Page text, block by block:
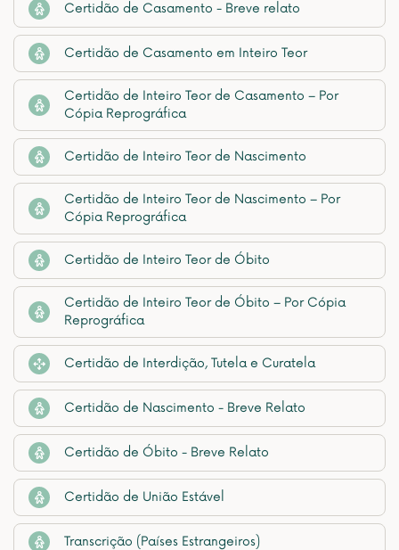
Certidão de Casamento - Breve relato
Certidão de Casamento em Inteiro Teor
Certidão de Inteiro Teor de Casamento – Por
Cópia Reprográfica
Certidão de Inteiro Teor de Nascimento
Certidão de Inteiro Teor de Nascimento – Por
Cópia Reprográfica
Certidão de Inteiro Teor de Óbito
Certidão de Inteiro Teor de Óbito – Por Cópia
Reprográfica
Certidão de Interdição, Tutela e Curatela
Certidão de Nascimento - Breve Relato
Certidão de Óbito - Breve Relato
Certidão de União Estável
Transcrição (Países Estrangeiros)